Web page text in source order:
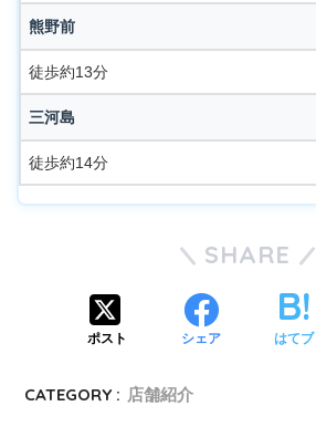
熊野前
徒歩約13分
三河島
徒歩約14分
SHARE
ポスト シェア はてブ
CATEGORY : 店舗紹介